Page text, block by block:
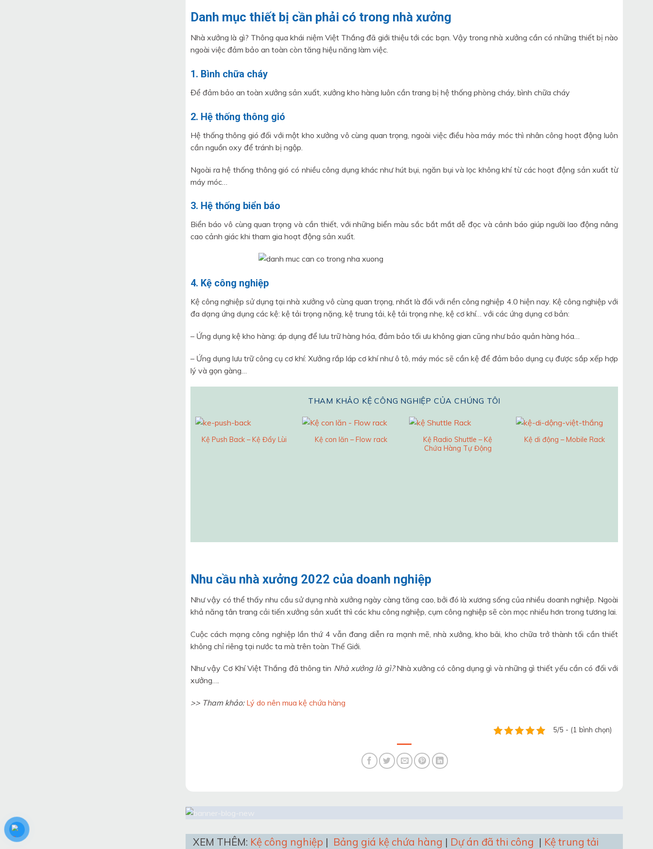
Danh mục thiết bị cần phải có trong nhà xưởng
Nhà xưởng là gì? Thông qua khái niệm Việt Thắng đã giới thiệu tới các bạn. Vậy trong nhà xưởng cần có những thiết bị nào
ngoài việc đảm bảo an toàn còn tăng hiệu năng làm việc.
1. Bình chữa cháy
Để đảm bảo an toàn xưởng sản xuất, xưởng kho hàng luôn cần trang bị hệ thống phòng cháy, bình chữa cháy
2. Hệ thống thông gió
Hệ thống thông gió đối với một kho xưởng vô cùng quan trọng, ngoài việc điều hòa máy móc thì nhân công hoạt động luôn
cần nguồn oxy để tránh bị ngộp.
Ngoài ra hệ thống thông gió có nhiều công dụng khác như hút bụi, ngăn bụi và lọc không khí từ các hoạt động sản xuất từ
máy móc…
3. Hệ thống biển báo
Biển báo vô cùng quan trọng và cần thiết, với những biển màu sắc bắt mắt dễ đọc và cảnh báo giúp người lao động nâng
cao cảnh giác khi tham gia hoạt động sản xuất.
4. Kệ công nghiệp
Kệ công nghiệp sử dụng tại nhà xưởng vô cùng quan trọng, nhất là đối với nền công nghiệp 4.0 hiện nay. Kệ công nghiệp với
đa dạng ứng dụng các kệ: kệ tải trọng nặng, kệ trung tải, kệ tải trọng nhẹ, kệ cơ khí… với các ứng dụng cơ bản:
– Ứng dụng kệ kho hàng: áp dụng để lưu trữ hàng hóa, đảm bảo tối ưu không gian cũng như bảo quản hàng hóa…
– Ứng dụng lưu trữ công cụ cơ khí: Xưởng rắp láp cơ khí như ô tô, máy móc sẽ cần kệ để đảm bảo dụng cụ được sắp xếp hợp
lý và gọn gàng…
THAM KHẢO KỆ CÔNG NGHIỆP CỦA CHÚNG TÔI
Kệ Push Back – Kệ Đẩy Lùi Kệ con lăn – Flow rack
Kệ Radio Shuttle – Kệ
Chứa Hàng Tự Động
Kệ di động – Mobile Rack
Nhu cầu nhà xưởng 2022 của doanh nghiệp
Như vậy có thể thấy nhu cầu sử dụng nhà xưởng ngày càng tăng cao, bởi đó là xương sống của nhiều doanh nghiệp. Ngoài
khả năng tân trang cải tiến xưởng sản xuất thì các khu công nghiệp, cụm công nghiệp sẽ còn mọc nhiều hơn trong tương lai.
Cuộc cách mạng công nghiệp lần thứ 4 vẫn đang diễn ra mạnh mẽ, nhà xưởng, kho bãi, kho chữa trở thành tối cần thiết
không chỉ riêng tại nước ta mà trên toàn Thế Giới.
Như vậy Cơ Khí Việt Thắng đã thông tin Nhà xưởng là gì? Nhà xưởng có công dụng gì và những gì thiết yếu cần có đối với
xưởng….
>> Tham khảo: Lý do nên mua kệ chứa hàng
5/5 - (1 bình chọn)
XEM THÊM: Kệ công nghiệp | Bảng giá kệ chứa hàng | Dự án đã thi công | Kệ trung tải